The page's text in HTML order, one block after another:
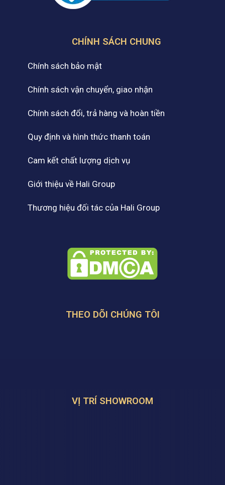
CHÍNH SÁCH CHUNG
Chính sách bảo mật
Chính sách vận chuyển, giao nhận
Chính sách đổi, trả hàng và hoàn tiền
Quy định và hình thức thanh toán
Cam kết chất lượng dịch vụ
Giới thiệu về Hali Group
Thương hiệu đối tác của Hali Group
THEO DÕI CHÚNG TÔI
VỊ TRÍ SHOWROOM